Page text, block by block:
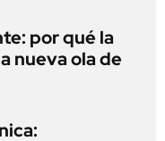
por qué la
nueva ola de